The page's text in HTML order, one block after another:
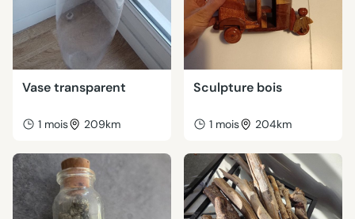
Vase transparent
1 mois 209km
Sculpture bois
1 mois 204km